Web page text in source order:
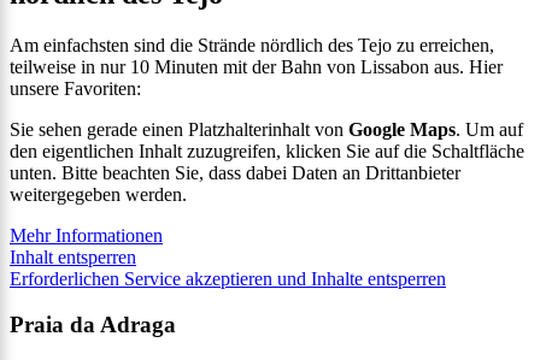
Am einfachsten sind die Strände nördlich des Tejo zu erreichen,
teilweise in nur 10 Minuten mit der Bahn von Lissabon aus. Hier
unsere Favoriten:
Sie sehen gerade einen Platzhalterinhalt von Google Maps. Um auf
den eigentlichen Inhalt zuzugreifen, klicken Sie auf die Schaltfläche
unten. Bitte beachten Sie, dass dabei Daten an Drittanbieter
weitergegeben werden.
Mehr Informationen
Inhalt entsperren
Erforderlichen Service akzeptieren und Inhalte entsperren
Praia da Adraga